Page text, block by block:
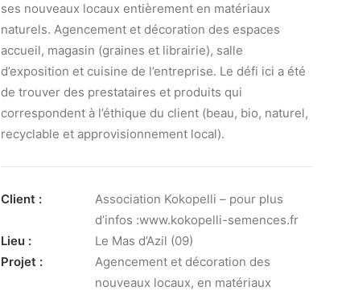
ses nouveaux locaux entièrement en matériaux
naturels. Agencement et décoration des espaces
accueil, magasin (graines et librairie), salle
d’exposition et cuisine de l’entreprise. Le défi ici a été
de trouver des prestataires et produits qui
correspondent à l’éthique du client (beau, bio, naturel,
recyclable et approvisionnement local).
Client :
Association Kokopelli – pour plus
d’infos :www.kokopelli-semences.fr
Lieu :
Le Mas d’Azil (09)
Projet :
Agencement et décoration des
nouveaux locaux, en matériaux